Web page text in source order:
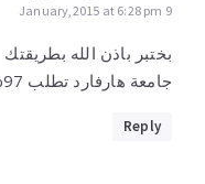
9 January,2015 at 6:28 pm
بختبر باذن الله بطريقتك
جامعة هارفارد تطلب 97% يعني كم نقطه ؟
Reply